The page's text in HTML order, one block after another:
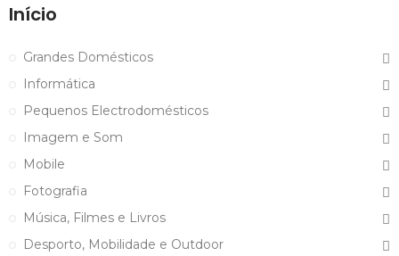
Início
Grandes Domésticos
Informática
Pequenos Electrodomésticos
Imagem e Som
Mobile
Fotografia
Música, Filmes e Livros
Desporto, Mobilidade e Outdoor